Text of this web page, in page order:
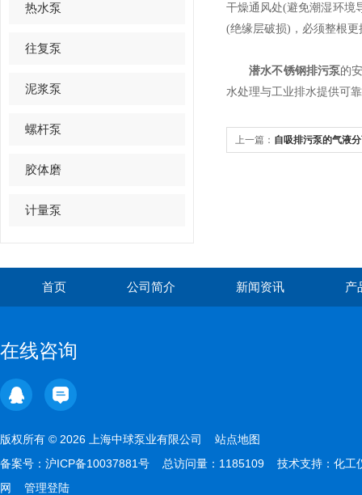
热水泵
往复泵
泥浆泵
螺杆泵
胶体磨
计量泵
干燥通风处(避免潮湿环境
(绝缘层破损)，必须整根更
潜水不锈钢排污泵的
水处理与工业排水提供可
上一篇： 自吸排污泵的气液
首页 公司简介 新闻资讯 产
在线咨询
版权所有 © 2026 上海中球泵业有限公司 站点地图
备案号： 沪ICP备10037881号 总访问量：1185109 技术支持： 化工
网
管理登陆